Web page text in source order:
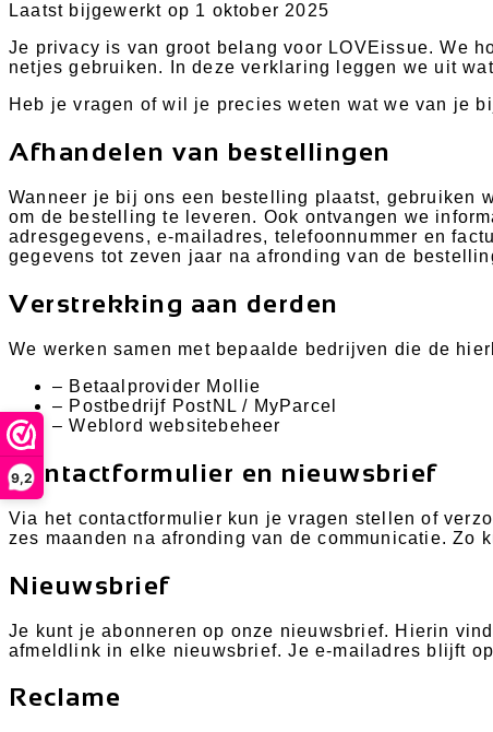
9,2
Laatst bijgewerkt op 1 oktober 2025
Je privacy is van groot belang voor LOVEissue. We
netjes gebruiken. In deze verklaring leggen we uit
Heb je vragen of wil je precies weten wat we van je
Afhandelen van bestellingen
Wanneer je bij ons een bestelling plaatst, gebruiken
om de bestelling te leveren. Ook ontvangen we
adresgegevens, e-mailadres, telefoonnummer en
gegevens tot zeven jaar na afronding van de
Verstrekking aan derden
We werken samen met bepaalde bedrijven die de
– Betaalprovider Mollie
– Postbedrijf PostNL / MyParcel
– Weblord websitebeheer
Contactformulier en nieuwsbrief
Via het contactformulier kun je vragen stellen of
zes maanden na afronding van de communicatie. Zo
Nieuwsbrief
Je kunt je abonneren op onze nieuwsbrief. Hierin
afmeldlink in elke nieuwsbrief. Je e-mailadres blijft
Reclame